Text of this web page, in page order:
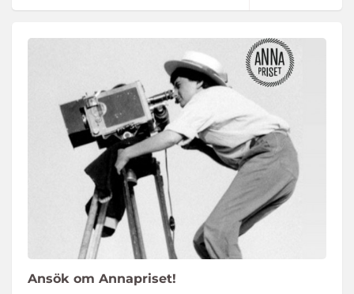
Ansök om Annapriset!